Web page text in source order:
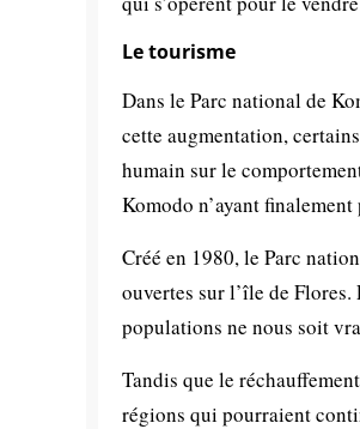
Le tourisme
Dans le Parc national de
cette augmentation,
humain sur le
Komodo n’ayant
Créé en 1980, le Parc
ouvertes sur l’île de Flores.
populations ne nous soit
Tandis que le
régions qui pourraient